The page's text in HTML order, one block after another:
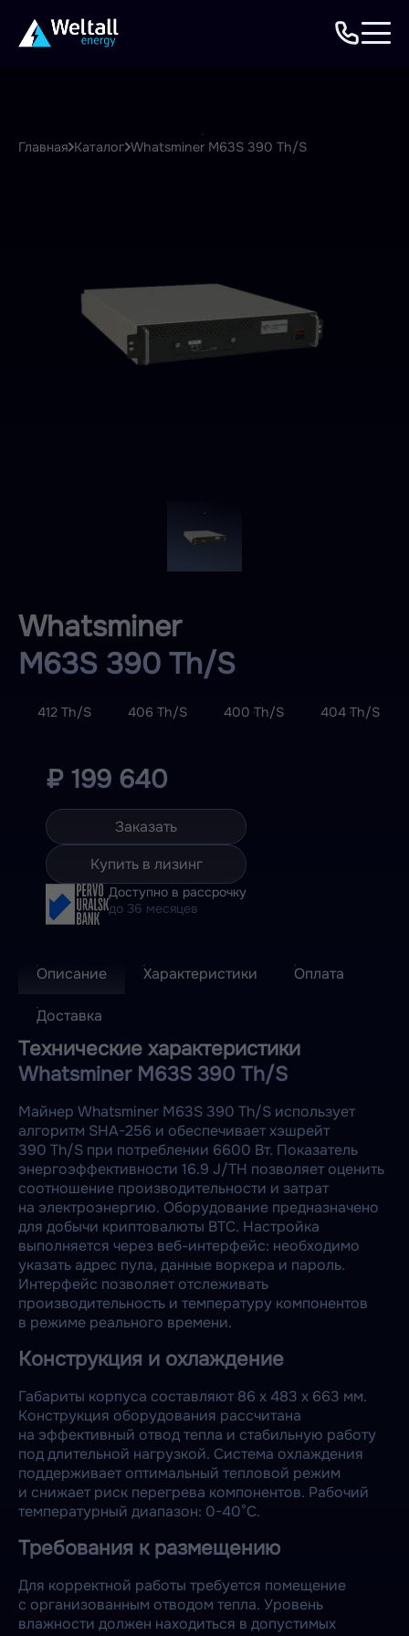
Главная Каталог Whatsminer M63S 390 Th/S
Whatsminer
M63S 390 Th/S
412 Th/S 406 Th/S 400 Th/S 404 Th/S
₽ 199 640
Заказать
Купить в лизинг
Доступно в рассрочку
до 36 месяцев
Описание Характеристики Оплата
Доставка
Технические характеристики
Whatsminer M63S 390 Th/S
Майнер Whatsminer M63S 390 Th/S использует
алгоритм SHA-256 и обеспечивает хэшрейт
390 Th/S при потреблении 6600 Вт. Показатель
энергоэффективности 16.9 J/TH позволяет оценить
соотношение производительности и затрат
на электроэнергию. Оборудование предназначено
для добычи криптовалюты BTC. Настройка
выполняется через веб-интерфейс: необходимо
указать адрес пула, данные воркера и пароль.
Интерфейс позволяет отслеживать
производительность и температуру компонентов
в режиме реального времени.
Конструкция и охлаждение
Габариты корпуса составляют 86 x 483 x 663 мм.
Конструкция оборудования рассчитана
на эффективный отвод тепла и стабильную работу
под длительной нагрузкой. Система охлаждения
поддерживает оптимальный тепловой режим
и снижает риск перегрева компонентов. Рабочий
температурный диапазон: 0-40°C.
Требования к размещению
Для корректной работы требуется помещение
с организованным отводом тепла. Уровень
влажности должен находиться в допустимых